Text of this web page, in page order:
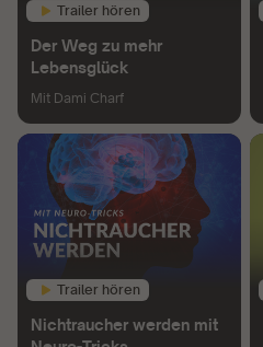
Trailer hören
Der Weg zu mehr
Lebensglück
Mit Dami Charf
Trailer hören
Nichtraucher werden mit